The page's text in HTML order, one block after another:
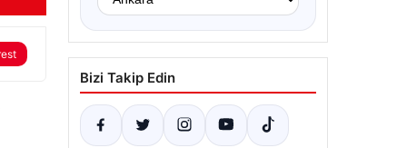
Bizi Takip Edin